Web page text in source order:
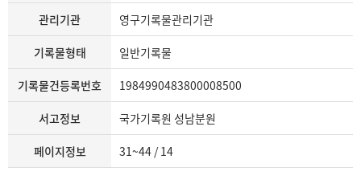
관리기관 영구기록물관리기관
기록물형태 일반기록물
기록물건등록번호 1984990483800008500
서고정보 국가기록원 성남분원
페이지정보 31~44 / 14